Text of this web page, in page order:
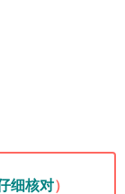
细核对）